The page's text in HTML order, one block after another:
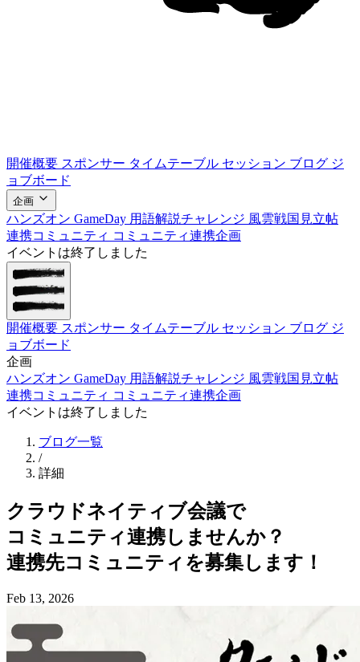
開催概要 スポンサー タイムテーブル セッション ブログ ジ
ョブボード
企画
ハンズオン GameDay 用語解説チャレンジ 風雲戦国見立帖
連携コミュニティ コミュニティ連携企画
イベントは終了しました
開催概要 スポンサー タイムテーブル セッション ブログ ジ
ョブボード
企画
ハンズオン GameDay 用語解説チャレンジ 風雲戦国見立帖
連携コミュニティ コミュニティ連携企画
イベントは終了しました
ブログ一覧
/
詳細
クラウドネイティブ会議で
コミュニティ連携しませんか？
連携先コミュニティを募集します！
Feb 13, 2026